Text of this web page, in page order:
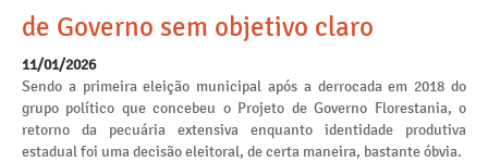
de Governo sem objetivo claro
11/01/2026
Sendo a primeira eleição municipal após a derrocada em 2018 do
grupo político que concebeu o Projeto de Governo Florestania, o
retorno da pecuária extensiva enquanto identidade produtiva
estadual foi uma decisão eleitoral, de certa maneira, bastante óbvia.